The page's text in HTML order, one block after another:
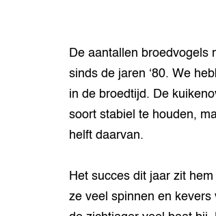
De aantallen broedvogels
sinds de jaren ‘80. We
in de broedtijd. De
soort stabiel te houden,
helft daarvan.
Het succes dit jaar zit
ze veel spinnen en